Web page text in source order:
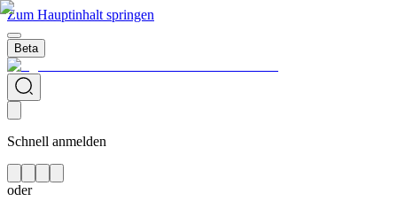
Zum Hauptinhalt springen
Beta
Schnell anmelden
oder